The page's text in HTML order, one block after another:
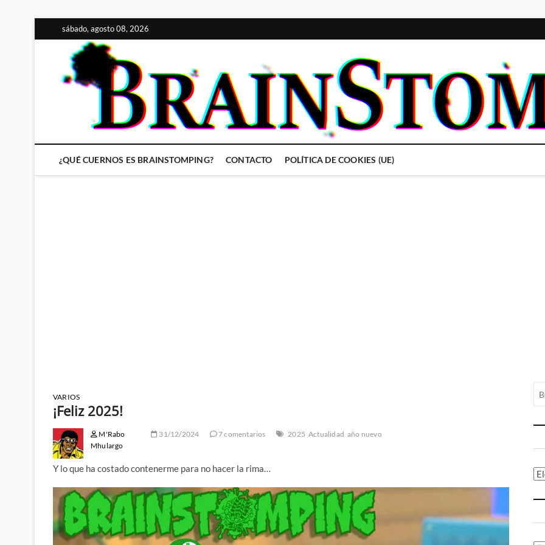
al
contenido
sábado, agosto 08, 2026
¿QUÉ CUERNOS ES BRAINSTOMPING? CONTACTO POLÍTICA DE COOKIES (UE)
VARIOS
¡Feliz 2025!
M'Rabo
Mhulargo
31/12/2024 7 comentarios 2025 Actualidad año nuevo
Y lo que ha costado contenerme para no hacer la rima…